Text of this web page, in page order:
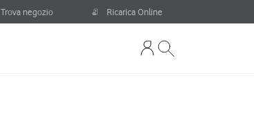
Trova negozio Ricarica Online